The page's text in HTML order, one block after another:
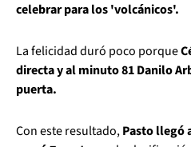
celebrar para los 'volcánicos'.
La felicidad duró poco porque
directa y al minuto 81 Danilo
puerta.
Con este resultado,Pasto llegó